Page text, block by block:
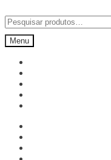
para
a
navegação
para
o
conteúdo
Pesquisar
por:
Menu